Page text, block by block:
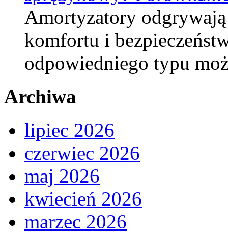
Amortyzatory
komfortu i
odpowiedniego typu
Archiwa
lipiec 2026
czerwiec 2026
maj 2026
kwiecień 2026
marzec 2026